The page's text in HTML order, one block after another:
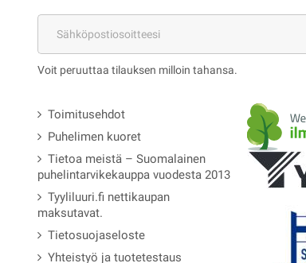
Voit peruuttaa tilauksen milloin tahansa.
Toimitusehdot
Puhelimen kuoret
Tietoa meistä – Suomalainen
puhelintarvikekauppa vuodesta 2013
Tyyliluuri.fi nettikaupan
maksutavat.
Tietosuojaseloste
Yhteistyö ja tuotetestaus